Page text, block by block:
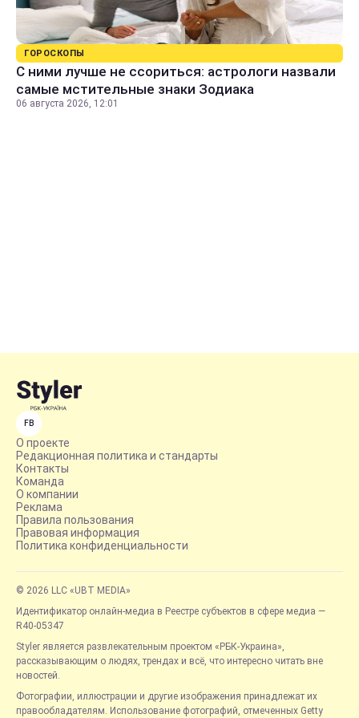
ГОРОСКОПЫ
С ними лучше не ссориться: астрологи назвали
самые мстительные знаки Зодиака
06 августа 2026, 12:01
FB
О проекте
Редакционная политика и стандарты
Контакты
Команда
О компании
Реклама
Правила пользования
Правовая информация
Политика конфиденциальности
© 2026 LLC «UBT MEDIA»
Идентификатор онлайн-медиа в Реестре субъектов в сфере медиа —
R40-05347
Styler является развлекательным проектом «РБК-Украина»,
рассказывающим о людях, трендах и всё, что интересно читать вне
новостей.
Фотографии, иллюстрации и другие изображения принадлежат их
правообладателям. Использование фотографий, отмеченных Getty